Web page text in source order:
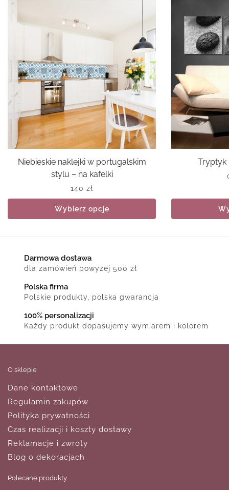
Niebieskie naklejki w portugalskim
stylu – na kafelki
140 zł
Wybierz opcje
Tryptyk
Darmowa dostawa
dla zamówień powyżej 500 zł
Polska firma
Polskie produkty, polska gwarancja
100% personalizacji
Każdy produkt dopasujemy wymiarem i kolorem
O sklepie
Dane kontaktowe
Regulamin zakupów
Polityka prywatności
Czas realizacji i koszty dostawy
Reklamacje i zwroty
Blog o dekoracjach
Polecane produkty